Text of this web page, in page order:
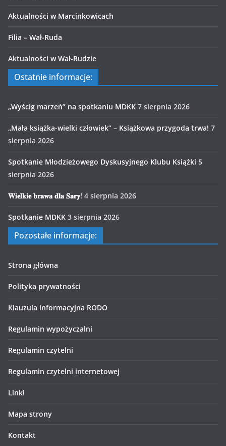
Aktualności w Marcinkowicach
Filia – Wał-Ruda
Aktualności w Wał-Rudzie
Ostatnie informacje:
„Wyścig marzeń” na spotkaniu MDKK 7 sierpnia 2026
„Mała książka-wielki człowiek” – Książkowa przygoda trwa! 7
sierpnia 2026
Spotkanie Młodzieżowego Dyskusyjnego Klubu Książki 5
sierpnia 2026
𝐖𝐢𝐞𝐥𝐤𝐢𝐞 𝐛𝐫𝐚𝐰𝐚 𝐝𝐥𝐚 𝐒𝐚𝐫𝐲! 4 sierpnia 2026
Spotkanie MDKK 3 sierpnia 2026
Pozostałe informacje:
Strona główna
Polityka prywatności
Klauzula informacyjna RODO
Regulamin wypożyczalni
Regulamin czytelni
Regulamin czytelni internetowej
Linki
Mapa strony
Kontakt